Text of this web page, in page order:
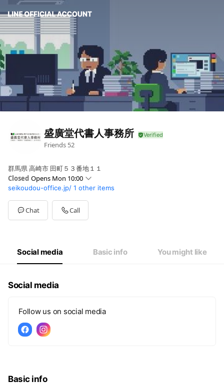
盛廣堂代書人事務所
Friends 52
群馬県 高崎市 田町５３番地１１
Closed Opens Mon 10:00
SunClosed
Mon10:00 - 18:00
Tue10:00 - 18:00
Wed10:00 - 18:00
Closed
土日祝日は営業しておりません
seikoudou-office.jp/ 1 other items
Chat Call
Social media Basic info You might like
Social media
Follow us on social media
Basic info